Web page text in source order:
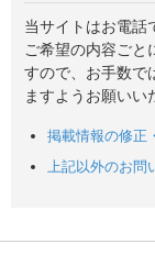
当サイトはお電話
ご希望の内容ごと
すので、お手数で
ますようお願いい
掲載情報の修正
上記以外のお問